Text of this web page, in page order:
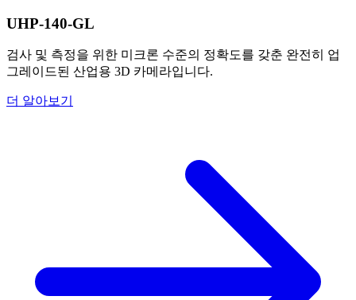
UHP-140-GL
검사 및 측정을 위한 미크론 수준의 정확도를 갖춘 완전히 업
그레이드된 산업용 3D 카메라입니다.
더 알아보기